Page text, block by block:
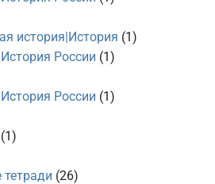
история|История (1)
России (1)
России (1)
(1)
(26)